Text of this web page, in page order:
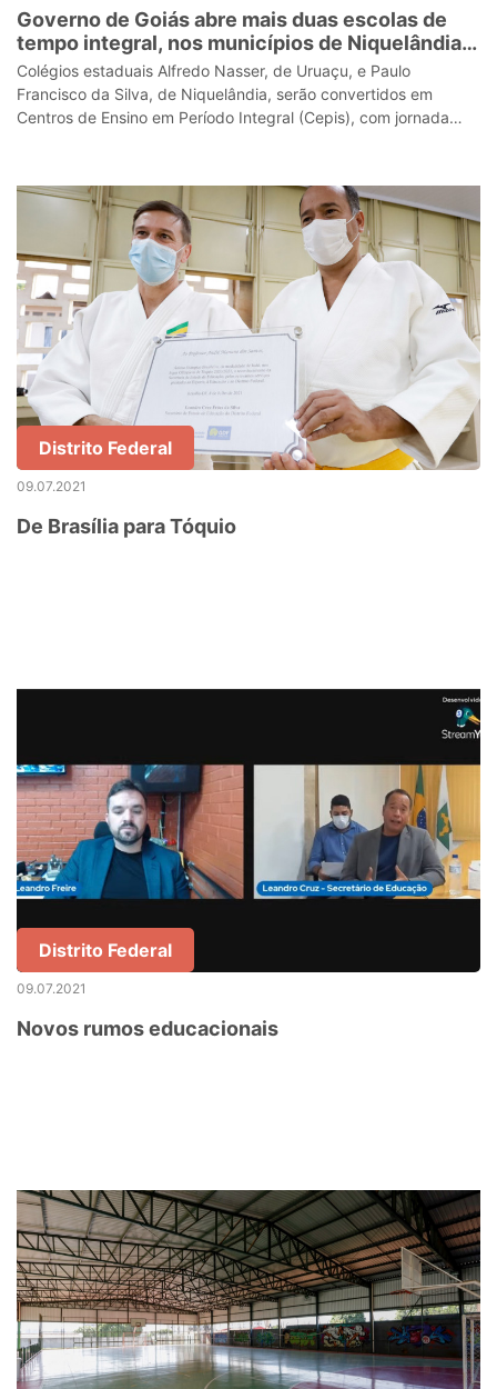
Governo de Goiás abre mais duas escolas de
tempo integral, nos municípios de Niquelândia e
Uruaçu, Norte goiano
Colégios estaduais Alfredo Nasser, de Uruaçu, e Paulo
Francisco da Silva, de Niquelândia, serão convertidos em
Centros de Ensino em Período Integral (Cepis), com jornada
Distrito Federal
09.07.2021
De Brasília para Tóquio
Distrito Federal
09.07.2021
Novos rumos educacionais